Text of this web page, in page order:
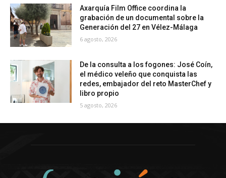
Axarquía Film Office coordina la
grabación de un documental sobre la
Generación del 27 en Vélez-Málaga
6 agosto, 2026
De la consulta a los fogones: José Coín,
el médico veleño que conquista las
redes, embajador del reto MasterChef y
libro propio
5 agosto, 2026